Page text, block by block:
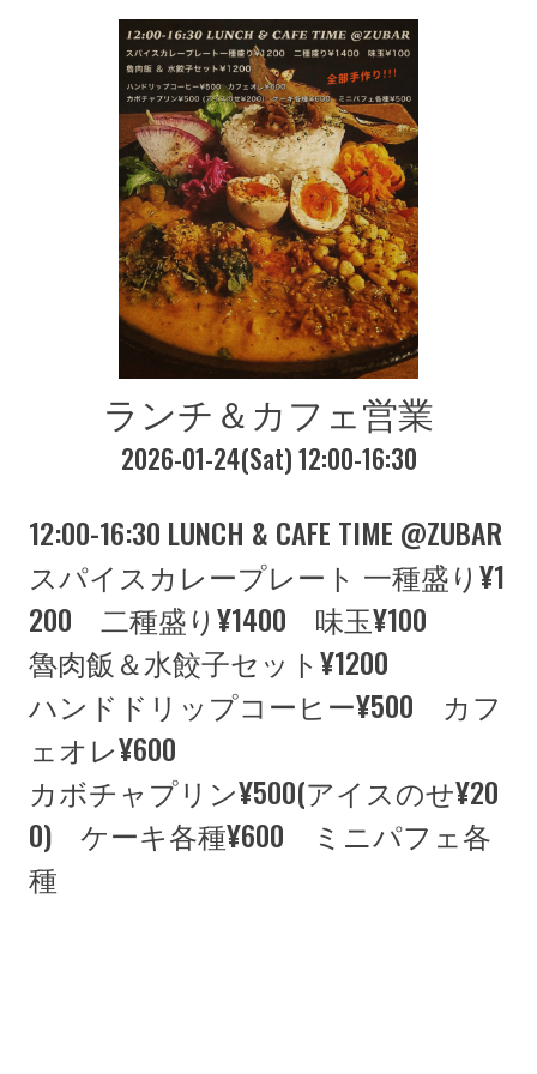
ランチ＆カフェ営業
2026-01-24(Sat) 12:00-16:30
12:00-16:30 LUNCH & CAFE TIME @ZUBAR
スパイスカレープレート 一種盛り¥1
200 二種盛り¥1400 味玉¥100
魯肉飯＆水餃子セット¥1200
ハンドドリップコーヒー¥500 カフ
ェオレ¥600
カボチャプリン¥500(アイスのせ¥20
0) ケーキ各種¥600 ミニパフェ各
種